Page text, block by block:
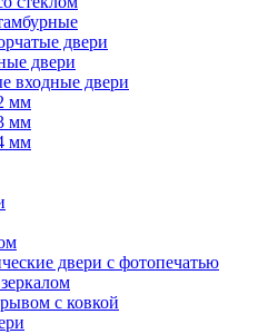
двери
двери
входные двери
мм
мм
мм
двери с фотопечатью
с ковкой